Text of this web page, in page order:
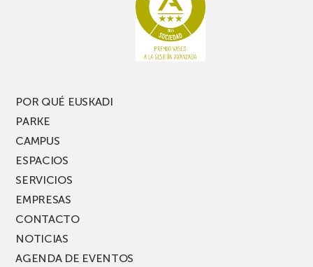
POR QUÉ EUSKADI
PARKE
CAMPUS
ESPACIOS
SERVICIOS
EMPRESAS
CONTACTO
NOTICIAS
AGENDA DE EVENTOS